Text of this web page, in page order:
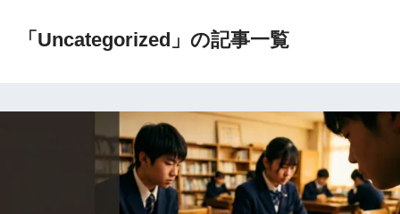
「Uncategorized」の記事一覧